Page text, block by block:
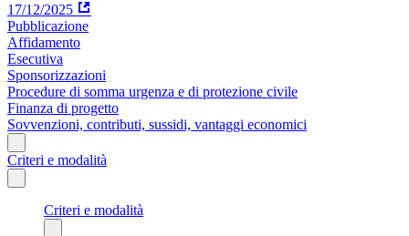
17/12/2025
Pubblicazione
Affidamento
Esecutiva
Sponsorizzazioni
Procedure di somma urgenza e di protezione civile
Finanza di progetto
Sovvenzioni, contributi, sussidi, vantaggi economici
Criteri e modalità
Criteri e modalità